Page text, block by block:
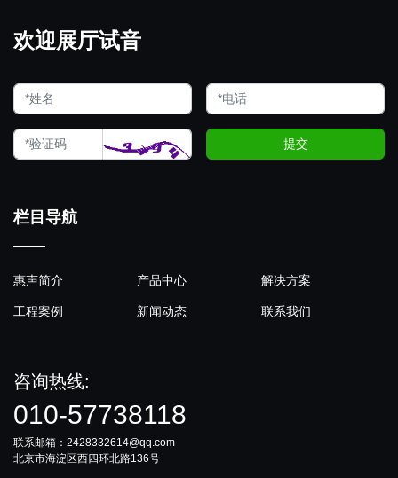
欢迎展厅试音
提交
栏目导航
惠声简介 产品中心 解决方案
工程案例 新闻动态 联系我们
咨询热线:
010-57738118
联系邮箱：2428332614@qq.com
北京市海淀区西四环北路136号